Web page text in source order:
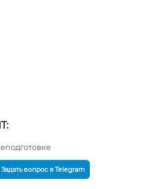
Задать вопрос в Telegram